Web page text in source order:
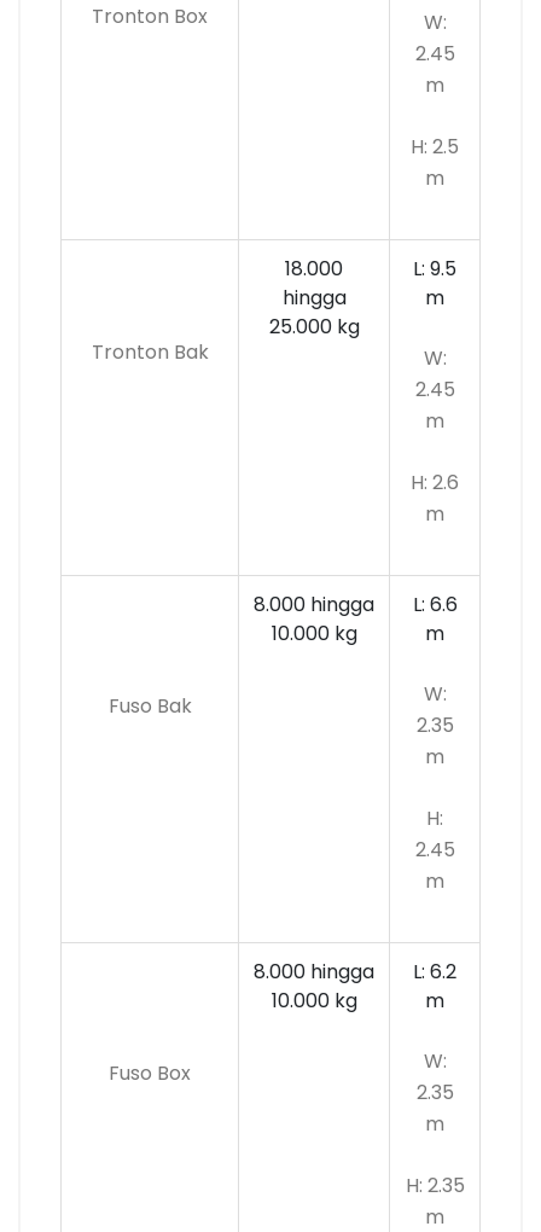
Tronton Box
W:
2.45
m
H: 2.5
m
Tronton Bak
18.000
hingga
25.000 kg
L: 9.5
m
W:
2.45
m
H: 2.6
m
Fuso Bak
8.000 hingga
10.000kg
L: 6.6
m
W:
2.35
m
H:
2.45
m
Fuso Box
8.000 hingga
10.000 kg
L: 6.2
m
W:
2.35
m
H: 2.35
m